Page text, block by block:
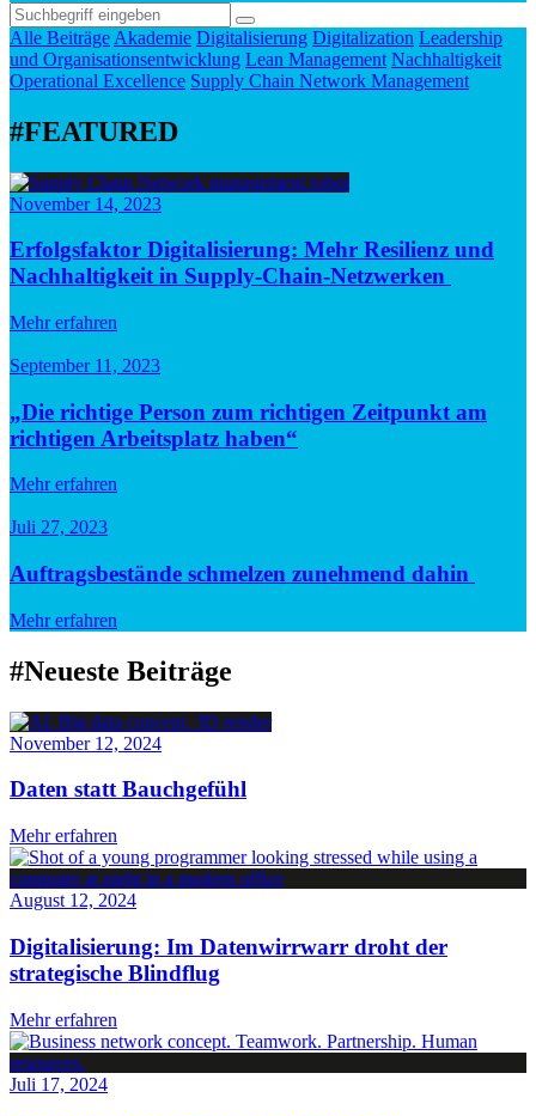
Alle Beiträge Akademie Digitalisierung Digitalization Leadership
und Organisationsentwicklung Lean Management Nachhaltigkeit
Operational Excellence Supply Chain Network Management
#FEATURED
November 14, 2023
Erfolgsfaktor Digitalisierung: Mehr Resilienz und
Nachhaltigkeit in Supply-Chain-Netzwerken
Mehr erfahren
September 11, 2023
„Die richtige Person zum richtigen Zeitpunkt am
richtigen Arbeitsplatz haben“
Mehr erfahren
Juli 27, 2023
Auftragsbestände schmelzen zunehmend dahin
Mehr erfahren
#Neueste Beiträge
November 12, 2024
Daten statt Bauchgefühl
Mehr erfahren
August 12, 2024
Digitalisierung: Im Datenwirrwarr droht der
strategische Blindflug
Mehr erfahren
Juli 17, 2024